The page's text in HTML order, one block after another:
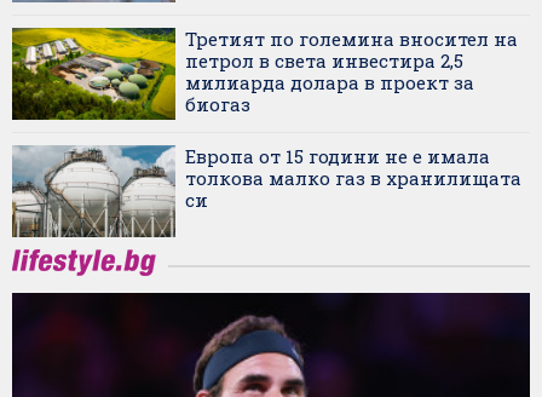
Третият по големина вносител на
петрол в света инвестира 2,5
милиарда долара в проект за
биогаз
Европа от 15 години не е имала
толкова малко газ в хранилищата
си